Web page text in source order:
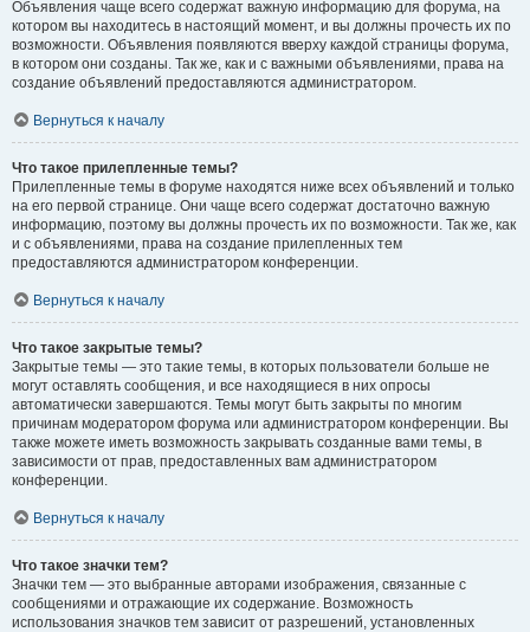
Объявления чаще всего содержат важную информацию для форума, на
котором вы находитесь в настоящий момент, и вы должны прочесть их по
возможности. Объявления появляются вверху каждой страницы форума,
в котором они созданы. Так же, как и с важными объявлениями, права на
создание объявлений предоставляются администратором.
Вернуться к началу
Что такое прилепленные темы?
Прилепленные темы в форуме находятся ниже всех объявлений и только
на его первой странице. Они чаще всего содержат достаточно важную
информацию, поэтому вы должны прочесть их по возможности. Так же, как
и с объявлениями, права на создание прилепленных тем
предоставляются администратором конференции.
Вернуться к началу
Что такое закрытые темы?
Закрытые темы — это такие темы, в которых пользователи больше не
могут оставлять сообщения, и все находящиеся в них опросы
автоматически завершаются. Темы могут быть закрыты по многим
причинам модератором форума или администратором конференции. Вы
также можете иметь возможность закрывать созданные вами темы, в
зависимости от прав, предоставленных вам администратором
конференции.
Вернуться к началу
Что такое значки тем?
Значки тем — это выбранные авторами изображения, связанные с
сообщениями и отражающие их содержание. Возможность
использования значков тем зависит от разрешений, установленных